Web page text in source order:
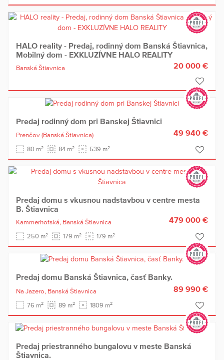
HALO reality - Predaj, rodinný dom Banská Štiavnica,
Mobilný dom - EXKLUZÍVNE HALO REALITY
Banská Štiavnica 20 000 €
Predaj rodinný dom pri Banskej Štiavnici
Prenčov (Banská Štiavnica)
80 m2 84 m2 539 m2
49 940 €
Predaj domu s vkusnou nadstavbou v centre mesta
B. Štiavnica
Kammerhofská, Banská Štiavnica
250 m2 179 m2 179 m2
479 000 €
Predaj domu Banská Štiavnica, časť Banky.
Na Jazero, Banská Štiavnica
76 m2 89 m2 1809 m2
89 990 €
Predaj priestranného bungalovu v meste Banská
Štiavnica.